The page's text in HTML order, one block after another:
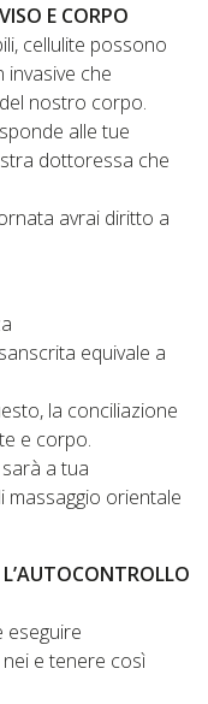
E CORPO
cellulite possono
che
nostro corpo.
alle tue
dottoressa che
avrai diritto a
equivale a
la conciliazione
e corpo.
a tua
massaggio orientale
eseguire
e tenere così